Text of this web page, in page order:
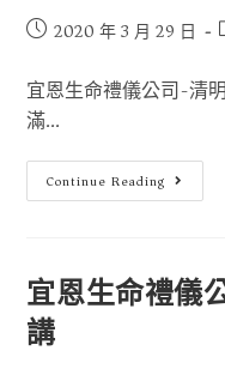
2020 年 3 月 29 日
宜恩生命禮儀公司-清
滿...
Continue Reading
宜恩生命禮儀
講